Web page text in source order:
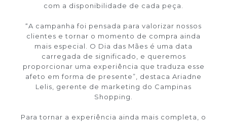
com a disponibilidade de cada peça.
“A campanha foi pensada para valorizar nossos
clientes e tornar o momento de compra ainda
mais especial. O Dia das Mães é uma data
carregada de significado, e queremos
proporcionar uma experiência que traduza esse
afeto em forma de presente”, destaca Ariadne
Lelis, gerente de marketing do Campinas
Shopping.
Para tornar a experiência ainda mais completa, o